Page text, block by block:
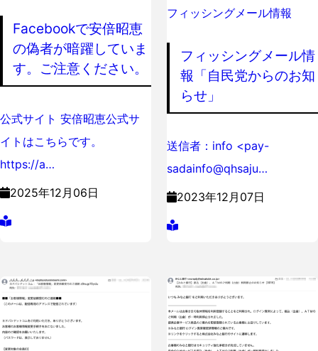
Facebookで安倍昭恵
の偽者が暗躍していま
す。ご注意ください。
公式サイト 安倍昭恵公式サ
イトはこちらです。
https://a…
2025年12月06日
フィッシングメール情報
フィッシングメール情
報「自民党からのお知
らせ」
送信者：info <pay-
sadainfo@qhsaju…
2023年12月07日